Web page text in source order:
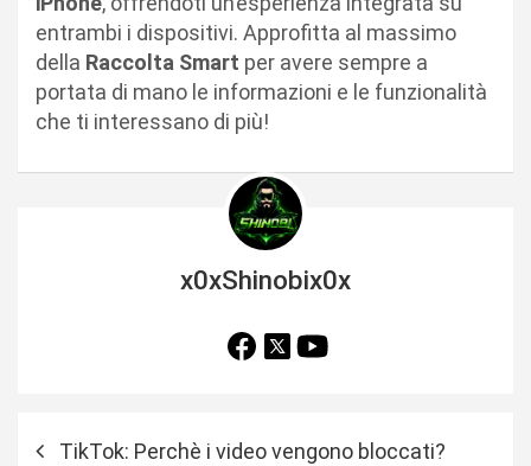
entrambi i dispositivi. Approfitta al massimo
della Raccolta Smart per avere sempre a
portata di mano le informazioni e le funzionalità
che ti interessano di più!
x0xShinobix0x
TikTok: Perchè i video vengono bloccati?